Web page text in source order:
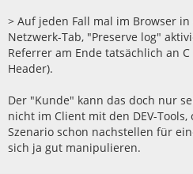
r
a
g
> Auf jeden Fall mal im Browser in
Netzwerk-Tab, "Preserve log"
Referrer am Ende tatsächlich an
Header).
Der "Kunde" kann das doch nur
nicht im Client mit den DEV-Tools,
Szenario schon nachstellen für
sich ja gut manipulieren.